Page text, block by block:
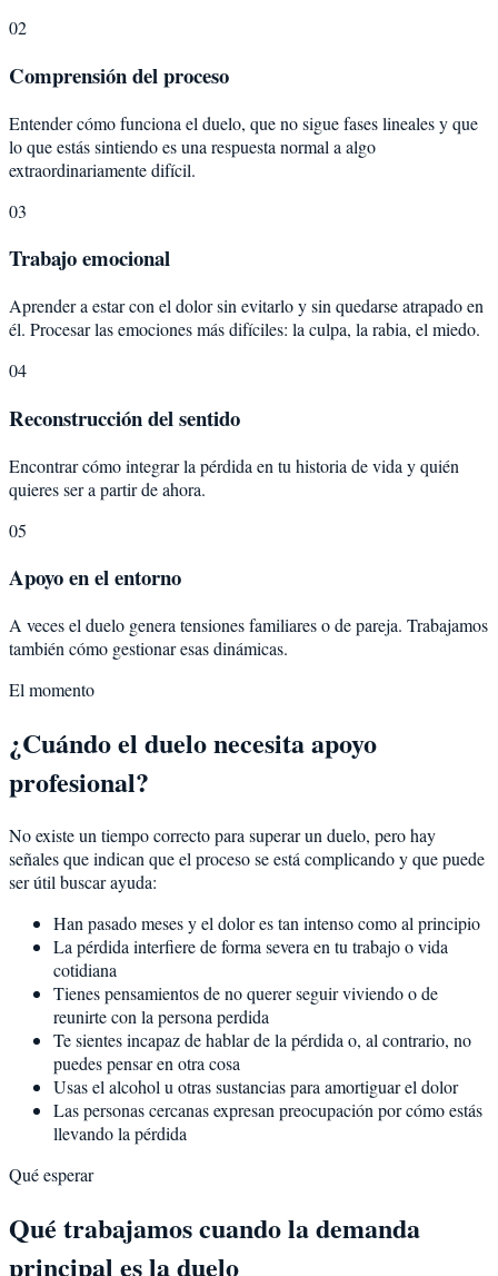
02
Comprensión del proceso
Entender cómo funciona el duelo, que no sigue fases lineales y que
lo que estás sintiendo es una respuesta normal a algo
extraordinariamente difícil.
03
Trabajo emocional
Aprender a estar con el dolor sin evitarlo y sin quedarse atrapado en
él. Procesar las emociones más difíciles: la culpa, la rabia, el miedo.
04
Reconstrucción del sentido
Encontrar cómo integrar la pérdida en tu historia de vida y quién
quieres ser a partir de ahora.
05
Apoyo en el entorno
A veces el duelo genera tensiones familiares o de pareja. Trabajamos
también cómo gestionar esas dinámicas.
El momento
¿Cuándo el duelo necesita apoyo
profesional?
No existe un tiempo correcto para superar un duelo, pero hay
señales que indican que el proceso se está complicando y que puede
ser útil buscar ayuda:
Han pasado meses y el dolor es tan intenso como al principio
La pérdida interfiere de forma severa en tu trabajo o vida
cotidiana
Tienes pensamientos de no querer seguir viviendo o de
reunirte con la persona perdida
Te sientes incapaz de hablar de la pérdida o, al contrario, no
puedes pensar en otra cosa
Usas el alcohol u otras sustancias para amortiguar el dolor
Las personas cercanas expresan preocupación por cómo estás
llevando la pérdida
Qué esperar
Qué trabajamos cuando la demanda
principal es la duelo